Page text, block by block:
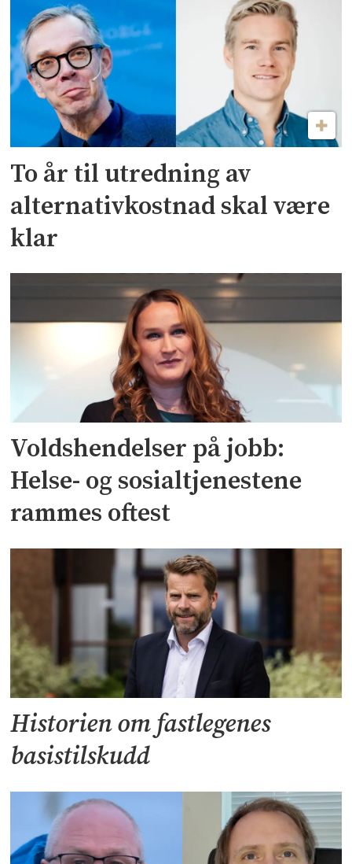
To år til utredning av
alternativkostnad skal være
klar
Voldshendelser på jobb:
Helse- og sosialtjenestene
rammes oftest
Historien om fastlegenes
basistilskudd